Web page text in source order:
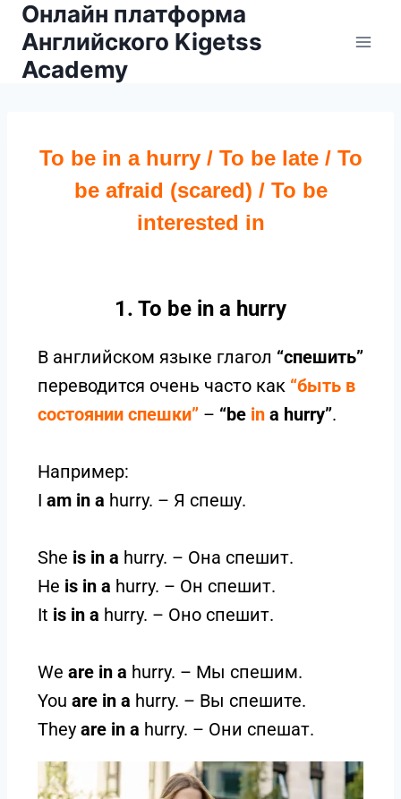
Онлайн платформа
Английского Kigetss
Academy
To be in a hurry / To be late / To
be afraid (scared) / To be
interested in
1. To be in a hurry
В английском языке глагол “спешить”
переводится очень часто как “быть в
состоянии спешки” – “be in a hurry”.
Например:
I am in a hurry. – Я спешу.
She is in a hurry. – Она спешит.
He is in a hurry. – Он спешит.
It is in a hurry. – Оно спешит.
We are in a hurry. – Мы спешим.
You are in a hurry. – Вы спешите.
They are in a hurry. – Они спешат.